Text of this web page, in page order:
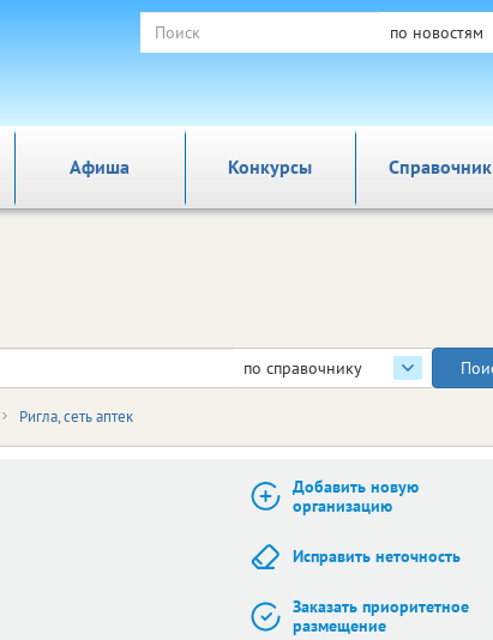
по новостям
Афиша Справочник
Конкурсы
по справочнику
Ригла, сеть аптек
Добавить новую
организацию
Исправить неточность
Заказать приоритетное
размещение